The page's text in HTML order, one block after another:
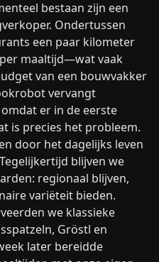
bestaan zijn een
Ondertussen
een paar kilometer
maaltijd—wat vaak
van een bouwvakker
vervangt
er in de eerste
is precies het probleem.
door het dagelijks leven
blijven we
regionaal blijven,
variëteit bieden.
we klassieke
Gröstl en
later bereidde